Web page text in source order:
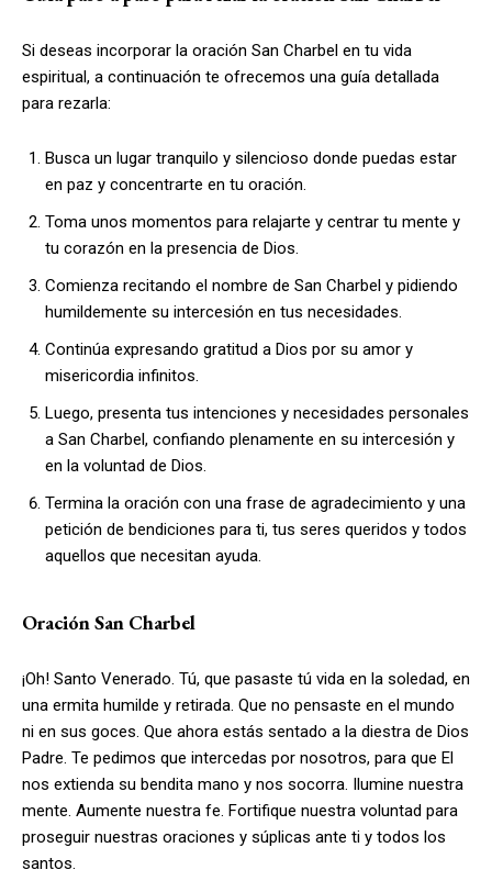
Si deseas incorporar la oración San Charbel en tu vida
espiritual, a continuación te ofrecemos una guía detallada
para rezarla:
Busca un lugar tranquilo y silencioso donde puedas estar
en paz y concentrarte en tu oración.
Toma unos momentos para relajarte y centrar tu mente y
tu corazón en la presencia de Dios.
Comienza recitando el nombre de San Charbel y pidiendo
humildemente su intercesión en tus necesidades.
Continúa expresando gratitud a Dios por su amor y
misericordia infinitos.
Luego, presenta tus intenciones y necesidades personales
a San Charbel, confiando plenamente en su intercesión y
en la voluntad de Dios.
Termina la oración con una frase de agradecimiento y una
petición de bendiciones para ti, tus seres queridos y todos
aquellos que necesitan ayuda.
Oración San Charbel
¡Oh! Santo Venerado. Tú, que pasaste tú vida en la soledad, en
una ermita humilde y retirada. Que no pensaste en el mundo
ni en sus goces. Que ahora estás sentado a la diestra de Dios
Padre. Te pedimos que intercedas por nosotros, para que El
nos extienda su bendita mano y nos socorra. Ilumine nuestra
mente. Aumente nuestra fe. Fortifique nuestra voluntad para
proseguir nuestras oraciones y súplicas ante ti y todos los
santos.